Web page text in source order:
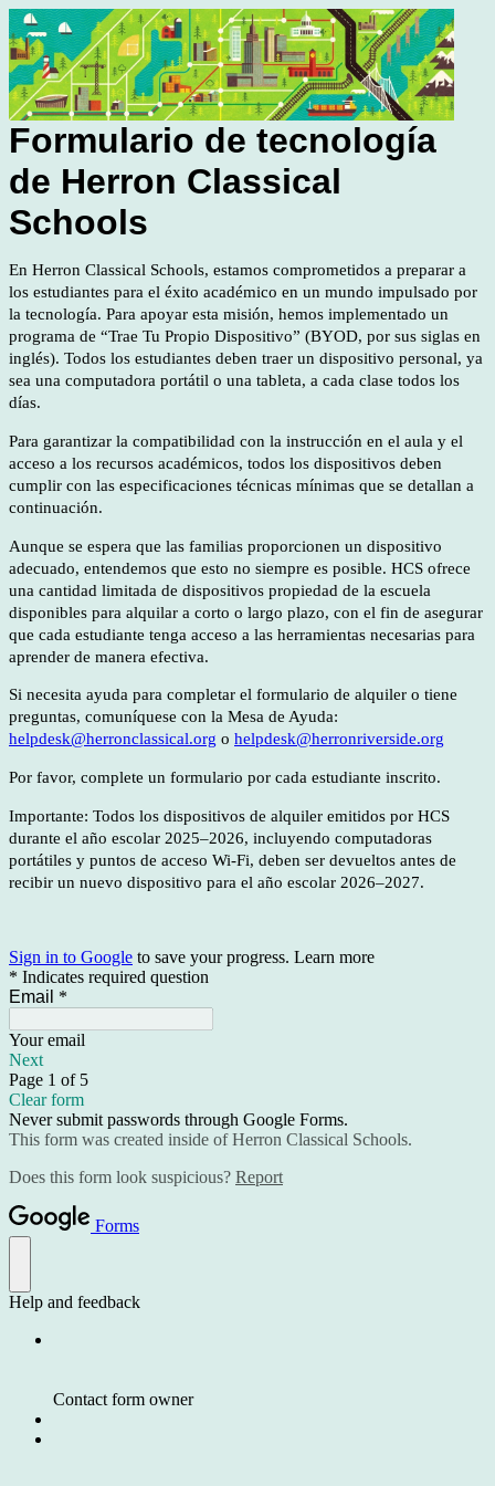
Formulario de tecnología
de Herron Classical
Schools
En Herron Classical Schools, estamos comprometidos a preparar a
los estudiantes para el éxito académico en un mundo impulsado por
la tecnología. Para apoyar esta misión, hemos implementado un
programa de “Trae Tu Propio Dispositivo” (BYOD, por sus siglas en
inglés). Todos los estudiantes deben traer un dispositivo personal, ya
sea una computadora portátil o una tableta, a cada clase todos los
días.
Para garantizar la compatibilidad con la instrucción en el aula y el
acceso a los recursos académicos, todos los dispositivos deben
cumplir con las especificaciones técnicas mínimas que se detallan a
continuación.
Aunque se espera que las familias proporcionen un dispositivo
adecuado, entendemos que esto no siempre es posible. HCS ofrece
una cantidad limitada de dispositivos propiedad de la escuela
disponibles para alquilar a corto o largo plazo, con el fin de asegurar
que cada estudiante tenga acceso a las herramientas necesarias para
aprender de manera efectiva.
Si necesita ayuda para completar el formulario de alquiler o tiene
preguntas, comuníquese con la Mesa de Ayuda:
helpdesk@herronclassical.org o helpdesk@herronriverside.org
Por favor, complete un formulario por cada estudiante inscrito.
Importante: Todos los dispositivos de alquiler emitidos por HCS
durante el año escolar 2025–2026, incluyendo computadoras
portátiles y puntos de acceso Wi-Fi, deben ser devueltos antes de
recibir un nuevo dispositivo para el año escolar 2026–2027.
Sign in to Google to save your progress. Learn more
* Indicates required question
Email *
Your email
Next
Page 1 of 5
Clear form
Never submit passwords through Google Forms.
This form was created inside of Herron Classical Schools.
Does this form look suspicious? Report
Forms
Help and feedback
Contact form owner